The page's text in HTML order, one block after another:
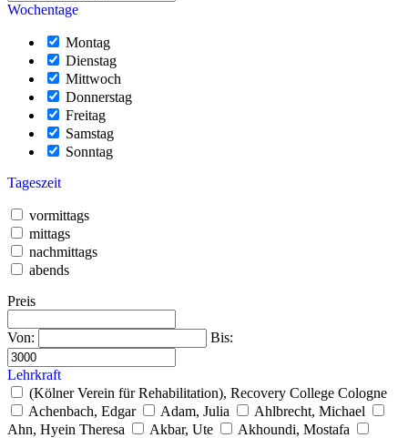
Wochentage
Montag
Dienstag
Mittwoch
Donnerstag
Freitag
Samstag
Sonntag
Tageszeit
vormittags
mittags
nachmittags
abends
Preis
Von: Bis:
Lehrkraft
(Kölner Verein für Rehabilitation), Recovery College Cologne
Achenbach, Edgar
Adam, Julia
Ahlbrecht, Michael
Ahn, Hyein Theresa
Akbar, Ute
Akhoundi, Mostafa